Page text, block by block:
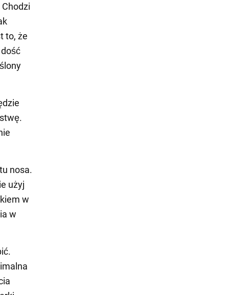
to, że
nosa.
użyj
w
w